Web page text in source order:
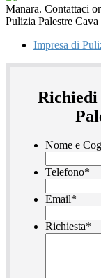
Impresa di
Nome e
Telefono*
Email*
Richiesta*